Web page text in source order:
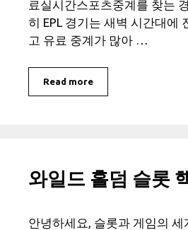
료실시간스포츠중계를 찾는
히 EPL 경기는 새벽 시간대에
고 유료 중계가 많아 …
Read more
와일드 홀덤 슬롯
안녕하세요, 슬롯과 게임의 세